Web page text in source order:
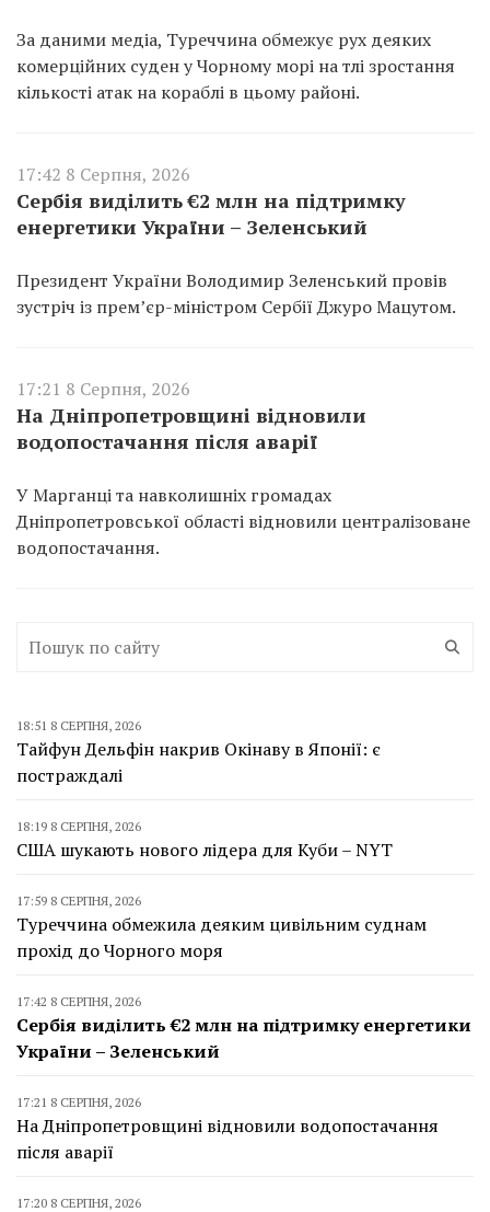
За даними медіа, Туреччина обмежує рух деяких
комерційних суден у Чорному морі на тлі зростання
кількості атак на кораблі в цьому районі.
17:42 8 Серпня, 2026
Сербія виділить €2 млн на підтримку
енергетики України – Зеленський
Президент України Володимир Зеленський провів
зустріч із прем’єр-міністром Сербії Джуро Мацутом.
17:21 8 Серпня, 2026
На Дніпропетровщині відновили
водопостачання після аварії
У Марганці та навколишніх громадах
Дніпропетровської області відновили централізоване
водопостачання.
18:51 8 СЕРПНЯ, 2026
Тайфун Дельфін накрив Окінаву в Японії: є
постраждалі
18:19 8 СЕРПНЯ, 2026
США шукають нового лідера для Куби – NYT
17:59 8 СЕРПНЯ, 2026
Туреччина обмежила деяким цивільним суднам
прохід до Чорного моря
17:42 8 СЕРПНЯ, 2026
Сербія виділить €2 млн на підтримку енергетики
України – Зеленський
17:21 8 СЕРПНЯ, 2026
На Дніпропетровщині відновили водопостачання
після аварії
17:20 8 СЕРПНЯ, 2026